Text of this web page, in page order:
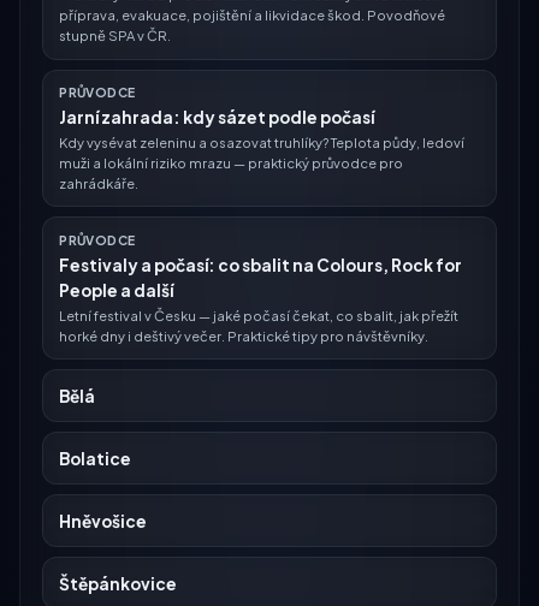
příprava, evakuace, pojištění a likvidace škod. Povodňové
stupně SPA v ČR.
PRŮVODCE
Jarní zahrada: kdy sázet podle počasí
Kdy vysévat zeleninu a osazovat truhlíky? Teplota půdy, ledoví
muži a lokální riziko mrazu — praktický průvodce pro
zahrádkáře.
PRŮVODCE
Festivaly a počasí: co sbalit na Colours, Rock for
People a další
Letní festival v Česku — jaké počasí čekat, co sbalit, jak přežít
horké dny i deštivý večer. Praktické tipy pro návštěvníky.
Bělá
Bolatice
Hněvošice
Štěpánkovice